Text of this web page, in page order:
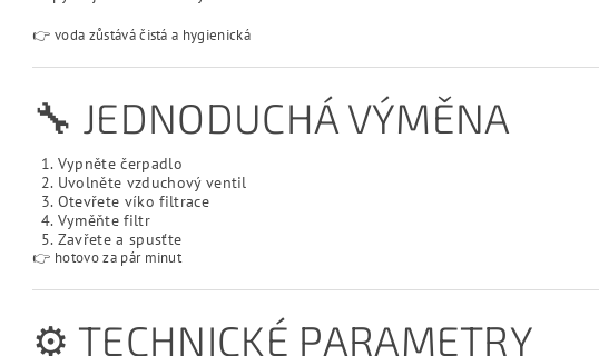
👉 voda zůstává čistá a hygienická
🔧 JEDNODUCHÁ VÝMĚNA
Vypněte čerpadlo
Uvolněte vzduchový ventil
Otevřete víko filtrace
Vyměňte filtr
Zavřete a spusťte
👉 hotovo za pár minut
⚙️ TECHNICKÉ PARAMETRY